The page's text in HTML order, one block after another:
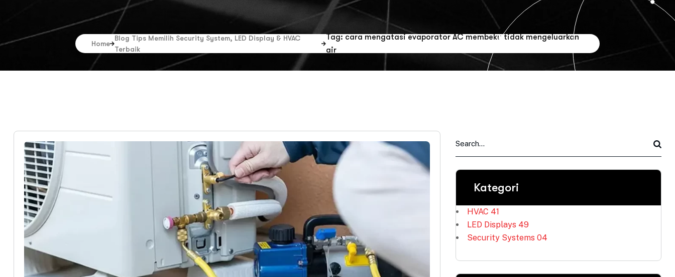
Home
Blog Tips Memilih Security System, LED Display & HVAC
Terbaik
Tag: cara mengatasi evaporator AC membeku tidak mengeluarkan
air
Kategori
HVAC 41
LED Displays 49
Security Systems 04